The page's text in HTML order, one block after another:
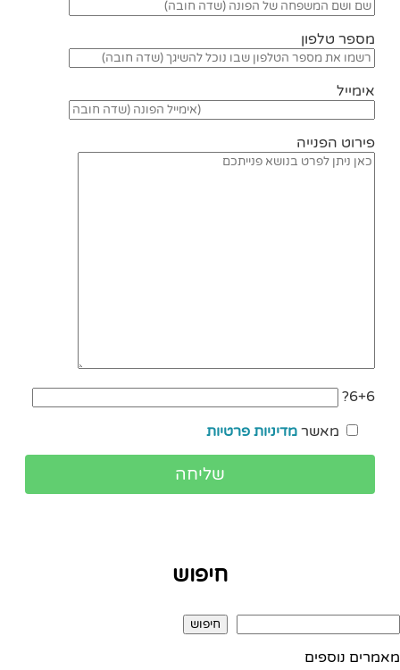
מספר טלפון
אימייל
פירוט הפנייה
6+6?
מאשרמדיניות פרטיות
חיפוש
חיפוש
מאמרים נוספים